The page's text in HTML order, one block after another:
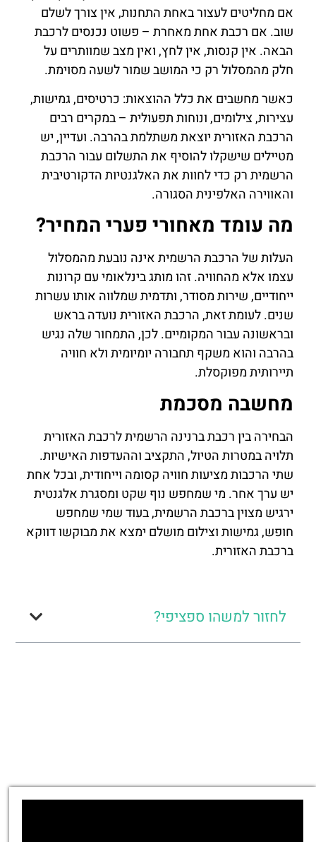
אם מחליטים לעצור באחת התחנות, אין צורך לשלם
שוב. אם רכבת אחת מאחרת – פשוט נכנסים לרכבת
הבאה. אין קנסות, אין לחץ, ואין מצב שמוותרים על
חלק מהמסלול רק כי המושב שמור לשעה מסוימת.
כאשר מחשבים את כלל ההוצאות: כרטיסים, גמישות,
עצירות, צילומים, ונוחות תפעולית – במקרים רבים
הרכבת האזורית יוצאת משתלמת בהרבה. ועדיין, יש
מטיילים שישקלו להוסיף את התשלום עבור הרכבת
הרשמית רק כדי לחוות את האלגנטיות הדקורטיבית
והאווירה האלפינית הסגורה.
מה עומד מאחורי פערי המחיר?
העלות של הרכבת הרשמית אינה נובעת מהמסלול
עצמו אלא מהחוויה. זהו מותג בינלאומי עם קרונות
ייחודיים, שירות מסודר, ותדמית שמלווה אותו עשרות
שנים. לעומת זאת, הרכבת האזורית נועדה בראש
ובראשונה עבור המקומיים. לכן, התמחור שלה נגיש
בהרבה והוא משקף תחבורה יומיומית ולא חוויה
תיירותית מפוקסלת.
מחשבה מסכמת
הבחירה בין רכבת ברנינה הרשמית לרכבת האזורית
תלויה במטרות הטיול, התקציב וההעדפות האישיות.
שתי הרכבות מציעות חוויה קסומה וייחודית, ובכל אחת
יש ערך אחר. מי שמחפש נוף שקט ומסגרת אלגנטית
ירגיש מצוין ברכבת הרשמית, בעוד שמי שמחפש
חופש, גמישות וצילום מושלם ימצא את מבוקשו דווקא
ברכבת האזורית.
לחזור למשהו ספציפי?